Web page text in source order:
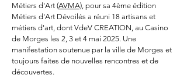
Métiers d'Art (AVMA), pour sa 4ème édition
Métiers d'Art Dévoilés a réuni 18 artisans et
métiers d'art, dont VdeV CREATION, au Casino
de Morges les 2, 3 et 4 mai 2025. Une
manifestation soutenue par la ville de Morges et
toujours faites de nouvelles rencontres et de
découvertes.